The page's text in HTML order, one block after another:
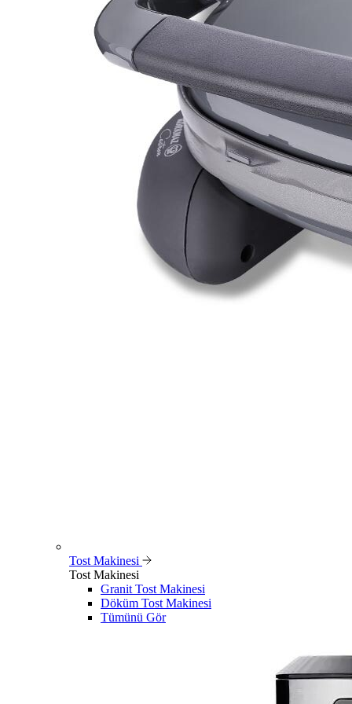
Tost Makinesi
Tost Makinesi
Granit Tost Makinesi
Döküm Tost Makinesi
Tümünü Gör